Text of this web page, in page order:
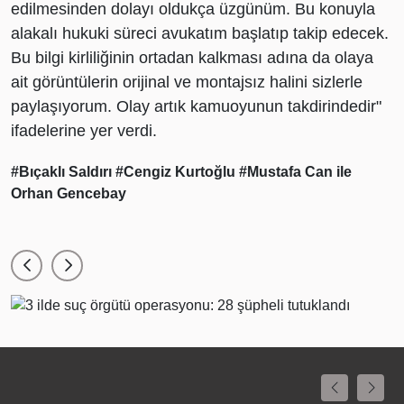
edilmesinden dolayı oldukça üzgünüm. Bu konuyla
alakalı hukuki süreci avukatım başlatıp takip edecek.
Bu bilgi kirliliğinin ortadan kalkması adına da olaya
ait görüntülerin orijinal ve montajsız halini sizlerle
paylaşıyorum. Olay artık kamuoyunun takdirindedir"
ifadelerine yer verdi.
#Bıçaklı Saldırı #Cengiz Kurtoğlu #Mustafa Can ile
Orhan Gencebay